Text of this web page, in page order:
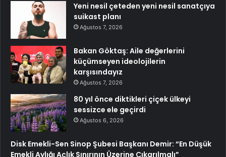
Yeni nesil çeteden yeni nesil sanatçıya
suikast planı
Ağustos 7, 2026
Bakan Göktaş: Aile değerlerini
küçümseyen ideolojilerin
karşısındayız
Ağustos 7, 2026
80 yıl önce diktikleri çiçek ülkeyi
sessizce ele geçirdi
Ağustos 6, 2026
Disk Emekli-Sen Sinop Şubesi Başkanı Demir: “En Düşük
Emekli Aylığı Açlık Sınırının Üzerine Çıkarılmalı”